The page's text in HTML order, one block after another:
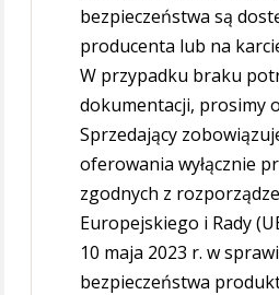
bezpieczeństwa są
producenta lub na
W przypadku braku
dokumentacji, prosimy
Sprzedający
oferowania wyłącznie
zgodnych z
Europejskiego i Rady
10 maja 2023 r. w
bezpieczeństwa